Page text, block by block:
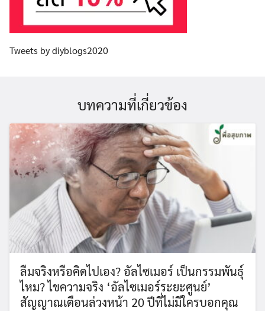
Tweets by diyblogs2020
บทความที่เกี่ยวข้อง
ลืมจริงหรือคิดไปเอง? อัลไซเมอร์ เป็นกรรมพันธุ์
ไหม? ไขความจริง ‘อัลไซเมอร์ระยะศูนย์’
สัญญาณเตือนล่วงหน้า 20 ปีที่ไม่มีใครบอกคุณ